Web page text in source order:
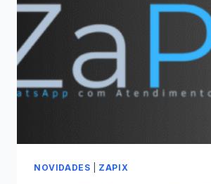
NOVIDADES ZAPIX